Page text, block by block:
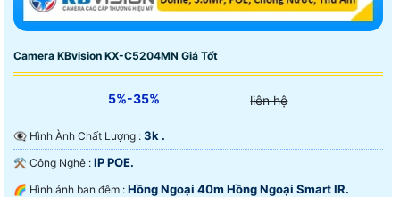
Camera KBvision KX-C5204MN Giá Tốt
5%-35% liên hệ
👁️‍🗨 Hình Ành Chất Lượng : 3k .
⚒ Công Nghệ : IP POE.
🌈 Hình ảnh ban đêm : Hồng Ngoại 40m Hồng Ngoại Smart IR.